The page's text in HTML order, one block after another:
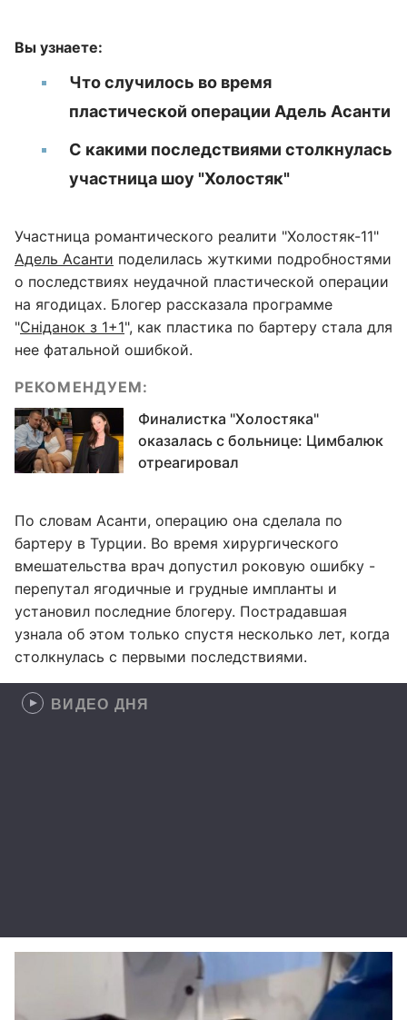
Вы узнаете:
Что случилось во время
пластической операции Адель Асанти
С какими последствиями столкнулась
участница шоу "Холостяк"
Участница романтического реалити "Холостяк-11"
Адель Асанти поделилась жуткими подробностями
о последствиях неудачной пластической операции
на ягодицах. Блогер рассказала программе
"Сніданок з 1+1", как пластика по бартеру стала для
нее фатальной ошибкой.
РЕКОМЕНДУЕМ:
Финалистка "Холостяка"
оказалась с больнице: Цимбалюк
отреагировал
По словам Асанти, операцию она сделала по
бартеру в Турции. Во время хирургического
вмешательства врач допустил роковую ошибку -
перепутал ягодичные и грудные импланты и
установил последние блогеру. Пострадавшая
узнала об этом только спустя несколько лет, когда
столкнулась с первыми последствиями.
ВИДЕО ДНЯ